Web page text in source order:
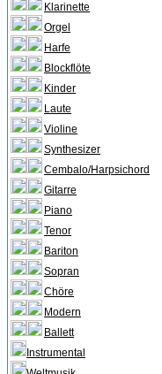
Klarinette
Orgel
Harfe
Blockflöte
Kinder
Laute
Violine
Synthesizer
Cembalo/Harpsichord
Gitarre
Piano
Tenor
Bariton
Sopran
Chöre
Modern
Ballett
Instrumental